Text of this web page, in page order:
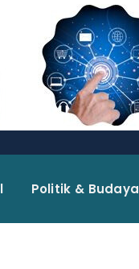
Politik & Budaya